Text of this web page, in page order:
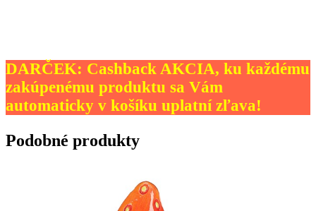
DARČEK: Cashback AKCIA, ku každému
zakúpenému produktu sa Vám
automaticky v košíku uplatní zľava!
Podobné produkty